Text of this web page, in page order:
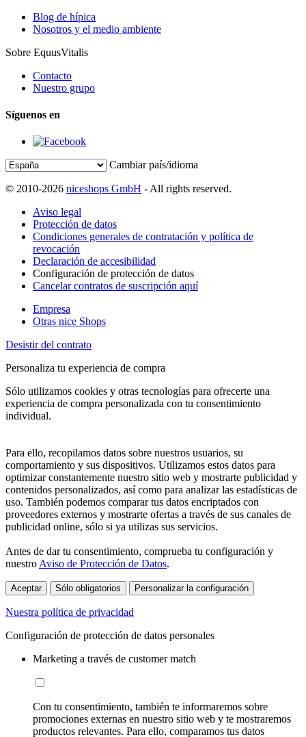
Blog de hípica
Nosotros y el medio ambiente
Sobre EquusVitalis
Contacto
Nuestro grupo
Síguenos en
Cambiar país/idioma
© 2010-2026 niceshops GmbH - All rights reserved.
Aviso legal
Protección de datos
Condiciones generales de contratación y política de
revocación
Declaración de accesibilidad
Configuración de protección de datos
Cancelar contratos de suscripción aquí
Empresa
Otras nice Shops
Desistir del contrato
Personaliza tu experiencia de compra
Sólo utilizamos cookies y otras tecnologías para ofrecerte una
experiencia de compra personalizada con tu consentimiento
individual.
Para ello, recopilamos datos sobre nuestros usuarios, su
comportamiento y sus dispositivos. Utilizamos estos datos para
optimizar constantemente nuestro sitio web y mostrarte publicidad y
contenidos personalizados, así como para analizar las estadísticas de
uso. También podemos comparar tus datos encriptados con
proveedores externos y mostrarte ofertas a través de sus canales de
publicidad online, sólo si ya utilizas sus servicios.
Antes de dar tu consentimiento, comprueba tu configuración y
nuestro Aviso de Protección de Datos.
Aceptar Sólo obligatorios Personalizar la configuración
Nuestra política de privacidad
Configuración de protección de datos personales
Marketing a través de customer match
Con tu consentimiento, también te informaremos sobre
promociones externas en nuestro sitio web y te mostraremos
productos relevantes. Para ello, comparamos tus datos